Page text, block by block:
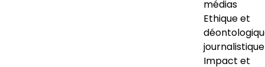
médias
Ethique et
journalistique
Impact et